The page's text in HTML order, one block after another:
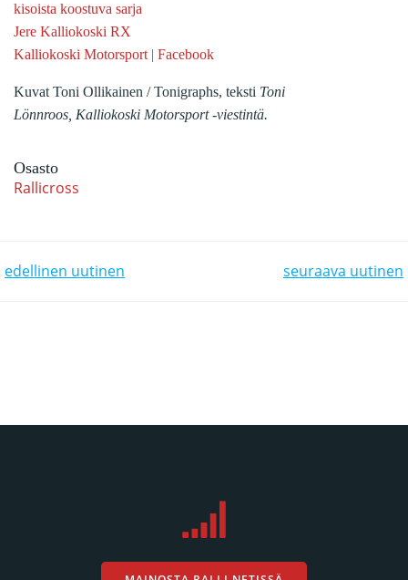
kisoista koostuva sarja
Jere Kalliokoski RX
Kalliokoski Motorsport | Facebook
Kuvat Toni Ollikainen / Tonigraphs, teksti Toni
Lönnroos, Kalliokoski Motorsport -viestintä.
Osasto
Rallicross
edellinen uutinen seuraava uutinen